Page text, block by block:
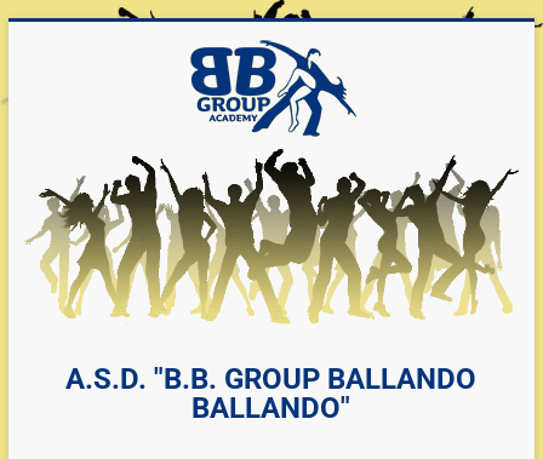
A.S.D. "B.B. GROUP BALLANDO
BALLANDO"